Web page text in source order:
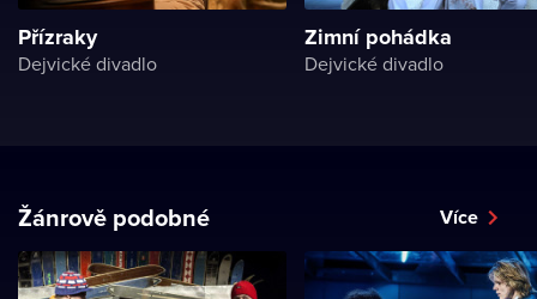
Přízraky
Dejvické divadlo
Zimní pohádka
Dejvické divadlo
Žánrově podobné Více